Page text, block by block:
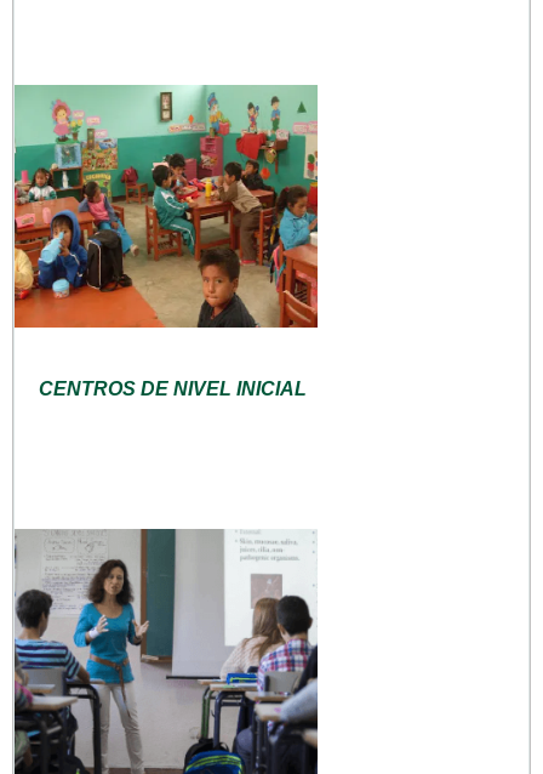
CENTROS DE NIVEL INICIAL